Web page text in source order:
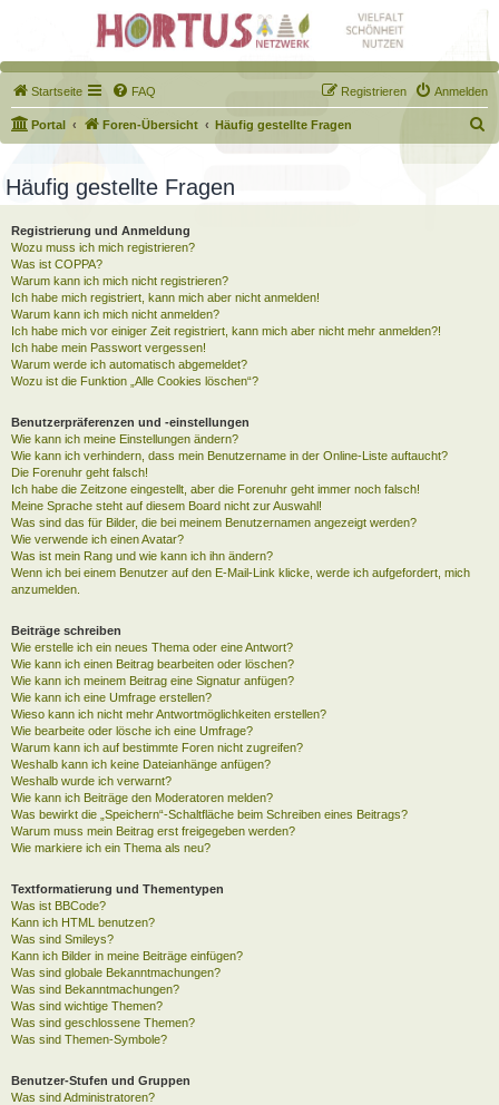
Startseite FAQ Anmelden
Registrieren
Portal Foren-Übersicht Häufig gestellte Fragen
u
h
Häufig gestellte Fragen
Registrierung und Anmeldung
Wozu muss ich mich registrieren?
Was ist COPPA?
Warum kann ich mich nicht registrieren?
Ich habe mich registriert, kann mich aber nicht anmelden!
Warum kann ich mich nicht anmelden?
Ich habe mich vor einiger Zeit registriert, kann mich aber nicht mehr anmelden?!
Ich habe mein Passwort vergessen!
Warum werde ich automatisch abgemeldet?
Wozu ist die Funktion „Alle Cookies löschen“?
Benutzerpräferenzen und -einstellungen
Wie kann ich meine Einstellungen ändern?
Wie kann ich verhindern, dass mein Benutzername in der Online-Liste auftaucht?
Die Forenuhr geht falsch!
Ich habe die Zeitzone eingestellt, aber die Forenuhr geht immer noch falsch!
Meine Sprache steht auf diesem Board nicht zur Auswahl!
Was sind das für Bilder, die bei meinem Benutzernamen angezeigt werden?
Wie verwende ich einen Avatar?
Was ist mein Rang und wie kann ich ihn ändern?
Wenn ich bei einem Benutzer auf den E-Mail-Link klicke, werde ich aufgefordert, mich
anzumelden.
Beiträge schreiben
Wie erstelle ich ein neues Thema oder eine Antwort?
Wie kann ich einen Beitrag bearbeiten oder löschen?
Wie kann ich meinem Beitrag eine Signatur anfügen?
Wie kann ich eine Umfrage erstellen?
Wieso kann ich nicht mehr Antwortmöglichkeiten erstellen?
Wie bearbeite oder lösche ich eine Umfrage?
Warum kann ich auf bestimmte Foren nicht zugreifen?
Weshalb kann ich keine Dateianhänge anfügen?
Weshalb wurde ich verwarnt?
Wie kann ich Beiträge den Moderatoren melden?
Was bewirkt die „Speichern“-Schaltfläche beim Schreiben eines Beitrags?
Warum muss mein Beitrag erst freigegeben werden?
Wie markiere ich ein Thema als neu?
Textformatierung und Thementypen
Was ist BBCode?
Kann ich HTML benutzen?
Was sind Smileys?
Kann ich Bilder in meine Beiträge einfügen?
Was sind globale Bekanntmachungen?
Was sind Bekanntmachungen?
Was sind wichtige Themen?
Was sind geschlossene Themen?
Was sind Themen-Symbole?
Benutzer-Stufen und Gruppen
Was sind Administratoren?